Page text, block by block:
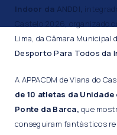
Indoor da ANDDI,
Castelo 2026, organizado
Lima, da Câmara Municipal
Desporto Para Todos da
A APPACDM de Viana do
de 10 atletas da
Ponte da Barca, que
conseguiram fantásticos